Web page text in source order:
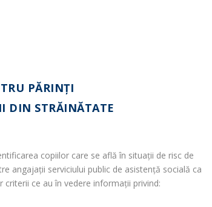
PĂRINŢI
DIN STRĂINĂTATE
copiilor care se află în situații de risc de
angajații serviciului public de asistență socială ca
ce au în vedere informaţii privind: